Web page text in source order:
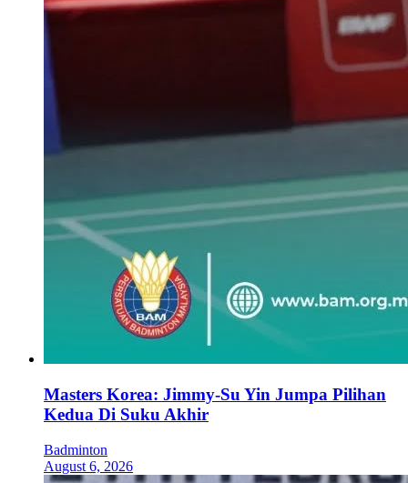
Masters Korea: Jimmy-Su Yin Jumpa Pilihan
Kedua Di Suku Akhir
Badminton
August 6, 2026